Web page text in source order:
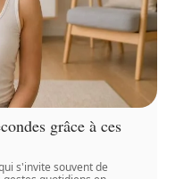
grâce à ces
s'invite souvent de